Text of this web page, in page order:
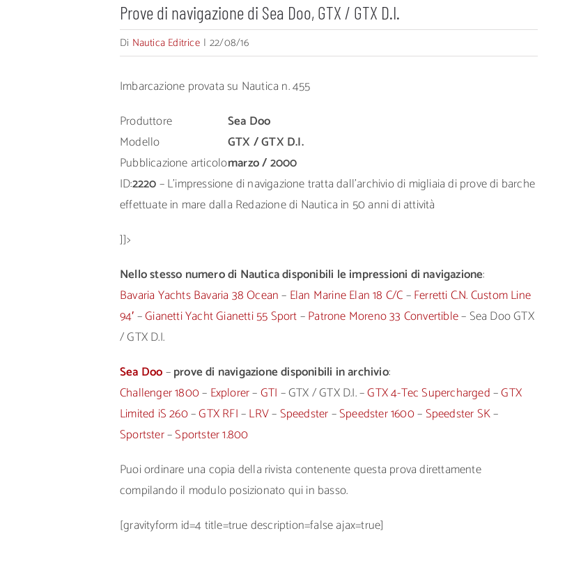
Prove di navigazione di Sea Doo, GTX / GTX D.I.
Di Nautica Editrice | 22/08/16
Imbarcazione provata su Nautica n. 455
Produttore
Sea Doo
Modello
GTX / GTX D.I.
Pubblicazione articolomarzo / 2000
ID:2220– L’impressione di navigazione tratta dall’archivio di migliaia di prove di barche
effettuate in mare dalla Redazione di Nautica in 50 anni di attività
]]>
Nello stesso numero di Nautica disponibili le impressioni di navigazione:
Bavaria Yachts Bavaria 38 Ocean– Elan Marine Elan 18 C/C–Ferretti C.N. Custom Line
94′–Gianetti Yacht Gianetti 55 Sport–Patrone Moreno 33 Convertible– Sea Doo GTX
/ GTX D.I.
Sea Doo–prove di navigazione disponibili in archivio:
Challenger 1800– Explorer–GTI – GTX / GTX D.I. –GTX 4-Tec Supercharged–GTX
Limited iS 260–GTX RFI–LRV–Speedster–Speedster 1600–Speedster SK–
Sportster–Sportster 1.800
Puoi ordinare una copia della rivista contenente questa prova direttamente
compilando il modulo posizionato qui in basso.
[gravityform id=4 title=true description=false ajax=true]